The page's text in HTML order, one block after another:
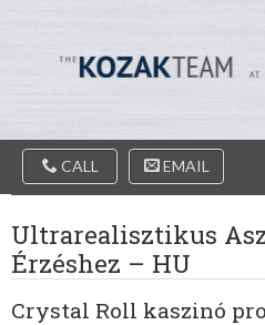
The
Kozak
Team
Main
Navigation
CALL EMAIL
Ultrarealisztikus
Érzéshez – HU
Crystal Roll kaszinó